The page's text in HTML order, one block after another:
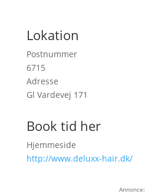
Lokation
Postnummer
6715
Adresse
Gl Vardevej 171
Book tid her
Hjemmeside
http://www.deluxx-hair.dk/
Annonce: